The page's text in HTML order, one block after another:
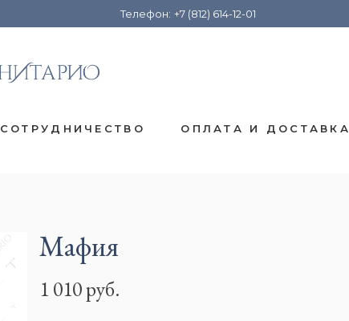
Телефон: +7 (812) 614-12-01
СОТРУДНИЧЕСТВО ОПЛАТА И ДОСТАВКА
Мафия
1 010 руб.